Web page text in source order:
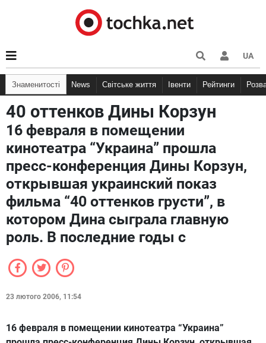
UA
Знаменитості News Світське життя Івенти Рейтинги
40 оттенков Дины Корзун
16 февраля в помещении
кинотеатра “Украина” прошла
пресс-конференция Дины Корзун,
открывшая украинский показ
фильма “40 оттенков грусти”, в
котором Дина сыграла главную
роль. В последние годы с
23 лютого 2006, 11:54
16 февраля в помещении кинотеатра “Украина”